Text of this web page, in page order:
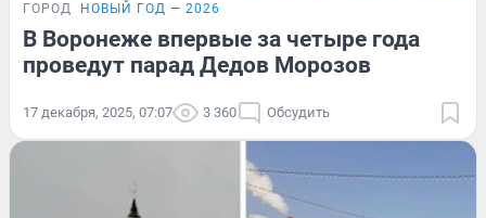
ГОРОД НОВЫЙ ГОД — 2026
В Воронеже впервые за четыре года
проведут парад Дедов Морозов
17 декабря, 2025, 07:07 3 360 Обсудить